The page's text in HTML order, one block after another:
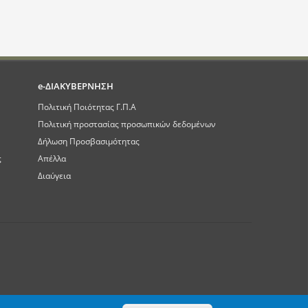
e-ΔΙΑΚΥΒΕΡΝΗΣΗ
Πολιτική Ποιότητας Γ.Π.Α
Πολιτική προστασίας προσωπικών δεδομένων
Δήλωση Προσβασιμότητας
Απέλλα
Διαύγεια